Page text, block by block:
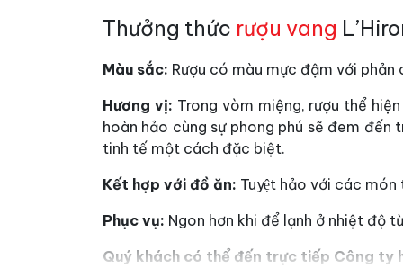
Thưởng thức rượu vang
Màu sắc: Rượu có màu mực đậm với phản
Hương vị: Trong vòm miệng, rượu thể
hoàn hảo cùng sự phong phú sẽ đem
tinh tế một cách đặc biệt.
Kết hợp với đồ ăn: Tuyệt hảo với các
Phục vụ: Ngon hơn khi để lạnh ở nhiệt độ
Quý khách có thể đến trực tiếp Công ty